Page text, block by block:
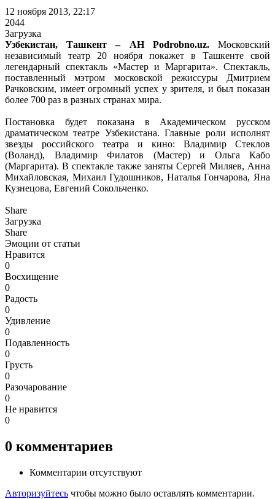
12 ноября 2013, 22:17
2044
Загрузка
Узбекистан, Ташкент – АН Podrobno.uz.Московский
независимый театр 20 ноября покажет в Ташкенте свой
легендарный спектакль «Мастер и Маргарита». Спектакль,
поставленный мэтром московской режиссуры Дмитрием
Рачковским, имеет огромный успех у зрителя, и был показан
более 700 раз в разных странах мира.
Постановка будет показана в Академическом русском
драматическом театре Узбекистана. Главные роли исполнят
звезды российского театра и кино: Владимир Стеклов
(Воланд), Владимир Филатов (Мастер) и Ольга Кабо
(Маргарита). В спектакле также заняты Сергей Миляев, Анна
Михайловская, Михаил Гудошников, Наталья Гончарова, Яна
Кузнецова, Евгений Сокольченко.
Share
Загрузка
Share
Эмоции от статьи
Нравится
0
Восхищение
0
Радость
0
Удивление
0
Подавленность
0
Грусть
0
Разочарование
0
Не нравится
0
0 комментариев
Комментарии отсутствуют
Авторизуйтесь чтобы можно было оставлять комментарии.